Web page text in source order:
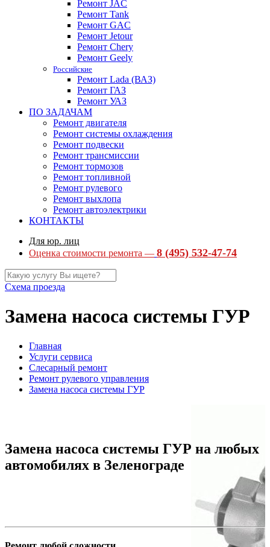
Ремонт JAC
Ремонт Tank
Ремонт GAC
Ремонт Jetour
Ремонт Chery
Ремонт Geely
Российские
Ремонт Lada (ВАЗ)
Ремонт ГАЗ
Ремонт УАЗ
ПО ЗАДАЧАМ
Ремонт двигателя
Ремонт системы охлаждения
Ремонт подвески
Ремонт трансмиссии
Ремонт тормозов
Ремонт топливной
Ремонт рулевого
Ремонт выхлопа
Ремонт автоэлектрики
КОНТАКТЫ
Для юр. лиц
Оценка стоимости ремонта — 8 (495) 532-47-74
Схема проезда
Замена насоса системы ГУР
Главная
Услуги сервиса
Слесарный ремонт
Ремонт рулевого управления
Замена насоса системы ГУР
Замена насоса системы ГУР на любых
автомобилях в Зеленограде